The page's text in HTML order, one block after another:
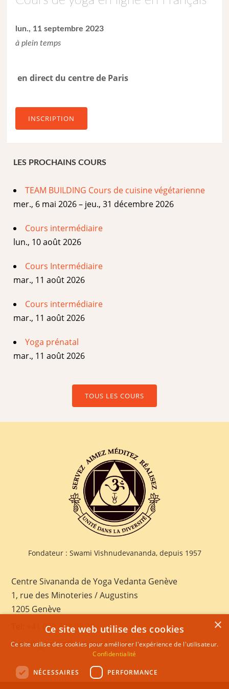
lun., 11 septembre 2023
à plein temps
en direct du centre de Paris
INSCRIPTION
LES PROCHAINS COURS
TEAM BUILDING Cours de cuisine végétarienne
mer., 6 mai 2026 – jeu., 31 décembre 2026
Cours intermédiaire
lun., 10 août 2026
Cours Intermédiaire
mar., 11 août 2026
Cours intermédiaire
mar., 11 août 2026
Yoga prénatal
mar., 11 août 2026
TOUS LES COURS
Fondateur : Swami Vishnudevananda, depuis 1957
Centre Sivananda de Yoga Vedanta Genève
1, rue des Minoteries / Augustins
1205 Genève
+41 022 328 03 28
E-mail:geneva@sivananda.net
×
Ce site web utilise des cookies
Ce site utilise des cookies pour améliorer l'expérience de l'utilisateur.
Confidentialité
NÉCESSAIRES PERFORMANCE